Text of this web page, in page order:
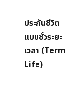
ประกันชีวิต
แบบชั่วระยะ
เวลา (Term
Life)